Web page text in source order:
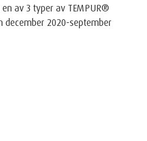
av 3 typer av TEMPUR®
december 2020-september